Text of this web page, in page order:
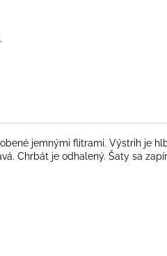
jemnými flitrami. Výstrih je
Chrbát je odhalený. Šaty sa